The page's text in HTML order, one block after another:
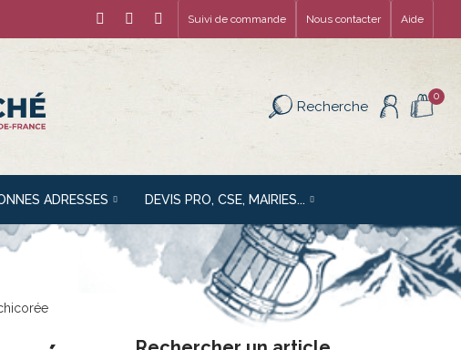
Suivi de commande Nous contacter Aide
Recherche
0
ADRESSES DEVIS PRO, CSE, MAIRIES...